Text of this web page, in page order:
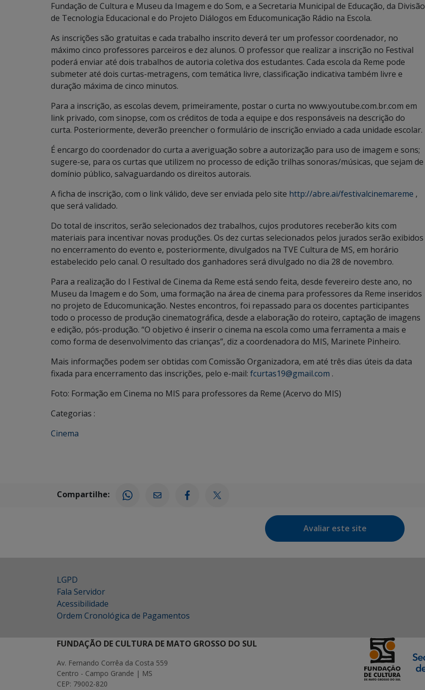
Fundação de Cultura e Museu da Imagem e do Som, e a Secretaria Municipal de Educação, da Divisão
de Tecnologia Educacional e do Projeto Diálogos em Educomunicação Rádio na Escola.
As inscrições são gratuitas e cada trabalho inscrito deverá ter um professor coordenador, no
máximo cinco professores parceiros e dez alunos. O professor que realizar a inscrição no Festival
poderá enviar até dois trabalhos de autoria coletiva dos estudantes. Cada escola da Reme pode
submeter até dois curtas-metragens, com temática livre, classificação indicativa também livre e
duração máxima de cinco minutos.
Para a inscrição, as escolas devem, primeiramente, postar o curta no www.youtube.com.br.com em
link privado, com sinopse, com os créditos de toda a equipe e dos responsáveis na descrição do
curta. Posteriormente, deverão preencher o formulário de inscrição enviado a cada unidade escolar.
É encargo do coordenador do curta a averiguação sobre a autorização para uso de imagem e sons;
sugere-se, para os curtas que utilizem no processo de edição trilhas sonoras/músicas, que sejam de
domínio público, salvaguardando os direitos autorais.
A ficha de inscrição, com o link válido, deve ser enviada pelo site http://abre.ai/festivalcinemareme ,
que será validado.
Do total de inscritos, serão selecionados dez trabalhos, cujos produtores receberão kits com
materiais para incentivar novas produções. Os dez curtas selecionados pelos jurados serão exibidos
no encerramento do evento e, posteriormente, divulgados na TVE Cultura de MS, em horário
estabelecido pelo canal. O resultado dos ganhadores será divulgado no dia 28 de novembro.
Para a realização do I Festival de Cinema da Reme está sendo feita, desde fevereiro deste ano, no
Museu da Imagem e do Som, uma formação na área de cinema para professores da Reme inseridos
no projeto de Educomunicação. Nestes encontros, foi repassado para os docentes participantes
todo o processo de produção cinematográfica, desde a elaboração do roteiro, captação de imagens
e edição, pós-produção. “O objetivo é inserir o cinema na escola como uma ferramenta a mais e
como forma de desenvolvimento das crianças”, diz a coordenadora do MIS, Marinete Pinheiro.
Mais informações podem ser obtidas com Comissão Organizadora, em até três dias úteis da data
fixada para encerramento das inscrições, pelo e-mail: fcurtas19@gmail.com .
Foto: Formação em Cinema no MIS para professores da Reme (Acervo do MIS)
Categorias :
Cinema
Compartilhe:
Avaliar este site
LGPD
Fala Servidor
Acessibilidade
Ordem Cronológica de Pagamentos
FUNDAÇÃO DE CULTURA DE MATO GROSSO DO SUL
Av. Fernando Corrêa da Costa 559
Centro - Campo Grande | MS
CEP: 79002-820